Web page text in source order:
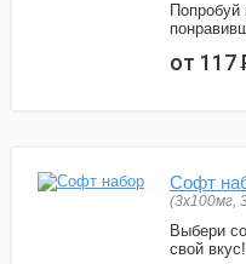
Попробуй
от 117
Софт
(3x100мг,
Выбери
свой вкус!